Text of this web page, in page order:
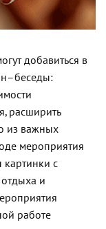
добавиться в
расширить
из важных
мероприятия
картинки с
и
работе